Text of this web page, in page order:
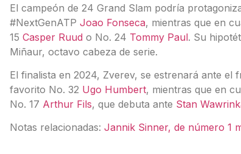
El campeón de 24 Grand Slam podría
#NextGenATP Joao Fonseca, mientras que en
15 Casper Ruud o No. 24 Tommy Paul. Su
Miñaur, octavo cabeza de serie.
El finalista en 2024, Zverev, se estrenará ante el
favorito No. 32 Ugo Humbert, mientras que en
No. 17 Arthur Fils, que debuta ante Stan
Notas relacionadas: Jannik Sinner, de número 1